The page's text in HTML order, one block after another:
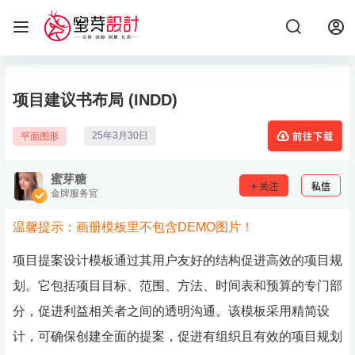
项目建议书布局 (INDD)
平面图形 25年3月30日 前往下载
蜜芽糖
金牌服务官
关注 私信
温馨提示：画册模板里不包含DEMO图片！
项目提案设计模板通过其用户友好的结构促进高效的项目规
划。它包括项目目标、范围、方法、时间表和预算的专门部
分，促进利益相关者之间的透明沟通。该模板采用精简设
计，可确保创建全面的提案，促进有组织且有效的项目规划